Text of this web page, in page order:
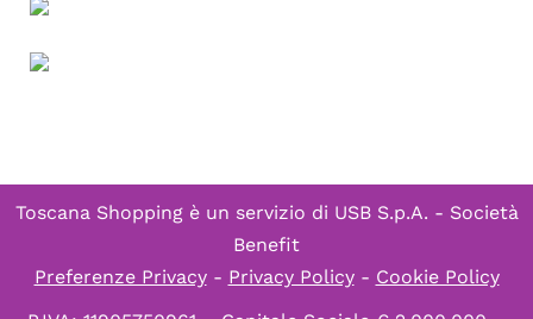
Toscana Shopping è un servizio di USB S.p.A. - Società
Benefit
Preferenze Privacy- Privacy Policy- Cookie Policy